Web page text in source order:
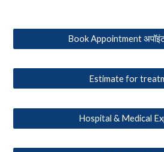
Book Appointment
Estimate for
Hospital & Medical